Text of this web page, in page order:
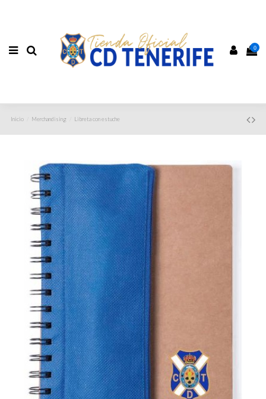
0
Inicio Merchandising Libreta con estuche